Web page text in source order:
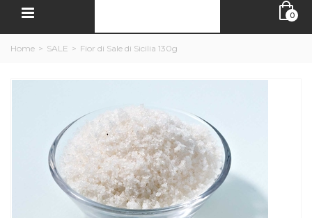
0
Home > SALE > Fior di Sale di Sicilia 130g